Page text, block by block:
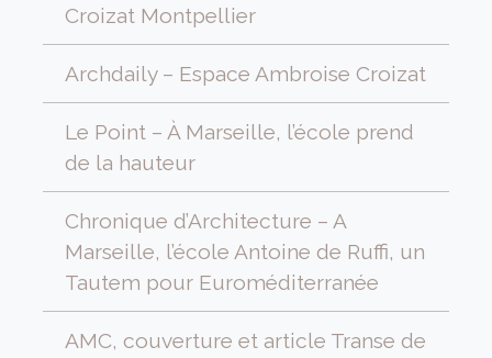
Croizat Montpellier
Archdaily – Espace Ambroise Croizat
Le Point – À Marseille, l’école prend
de la hauteur
Chronique d’Architecture – A
Marseille, l’école Antoine de Ruffi, un
Tautem pour Euroméditerranée
AMC, couverture et article Transe de